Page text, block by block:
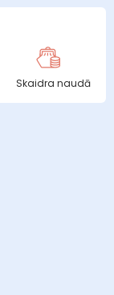
Skaidra naudā